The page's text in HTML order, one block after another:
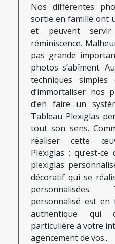
Nos différentes
sortie en famille ont
et peuvent
réminiscence.
pas grande
photos s’abîment.
techniques
d’immortaliser nos
d’en faire un
Tableau Plexiglas
tout son sens.
réaliser cette
Plexiglas : qu’est-ce
plexiglas
décoratif qui se
personnalisées.
personnalisé est
authentique qui
particulière à votre
agencement de vos...